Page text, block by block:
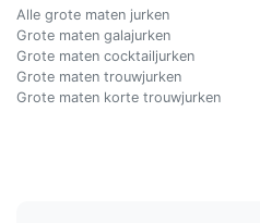
Alle grote maten jurken
Grote maten galajurken
Grote maten cocktailjurken
Grote maten trouwjurken
Grote maten korte trouwjurken